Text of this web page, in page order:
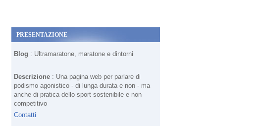
PRESENTAZIONE
Blog : Ultramaratone, maratone e dintorni
Descrizione : Una pagina web per parlare di
podismo agonistico - di lunga durata e non - ma
anche di pratica dello sport sostenibile e non
competitivo
Contatti